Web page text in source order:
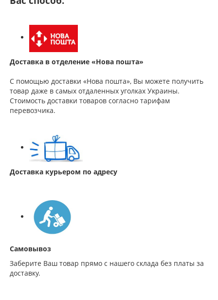
Доставка в отделение «Нова пошта»
С помощью доставки «Нова пошта», Вы можете получить
товар даже в самых отдаленных уголках Украины.
Стоимость доставки товаров согласно тарифам
перевозчика.
Доставка курьером по адресу
Самовывоз
Заберите Ваш товар прямо с нашего склада без платы за
доставку.